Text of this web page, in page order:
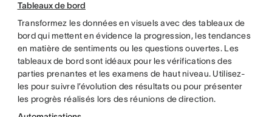
Tableaux de bord
Transformez les données en visuels avec des tableaux de
bord qui mettent en évidence la progression, les tendances
en matière de sentiments ou les questions ouvertes. Les
tableaux de bord sont idéaux pour les vérifications des
parties prenantes et les examens de haut niveau. Utilisez-
les pour suivre l’évolution des résultats ou pour présenter
les progrès réalisés lors des réunions de direction.